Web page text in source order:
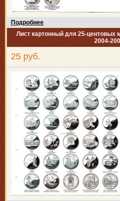
Подробнее
Лист картонный для 25-
2004-
25 руб.